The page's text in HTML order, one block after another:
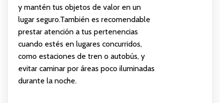
y mantén tus objetos de valor en un
lugar seguro.También es recomendable
prestar atención a tus pertenencias
cuando estés en lugares concurridos,
como estaciones de tren o autobús, y
evitar caminar por áreas poco iluminadas
durante la noche.